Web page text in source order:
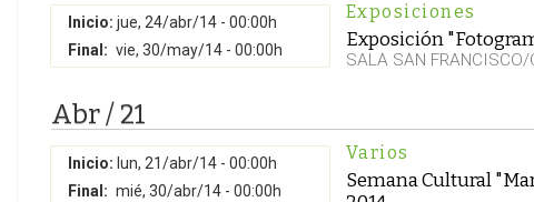
Inicio: jue, 24/abr/14 - 00:00h
Final: vie, 30/may/14 - 00:00h
Exposiciones
Exposición
SALA SAN FRANCISCO/
Abr / 21
Inicio: lun, 21/abr/14 - 00:00h
Final: mié, 30/abr/14 - 00:00h
Varios
Semana Cultural